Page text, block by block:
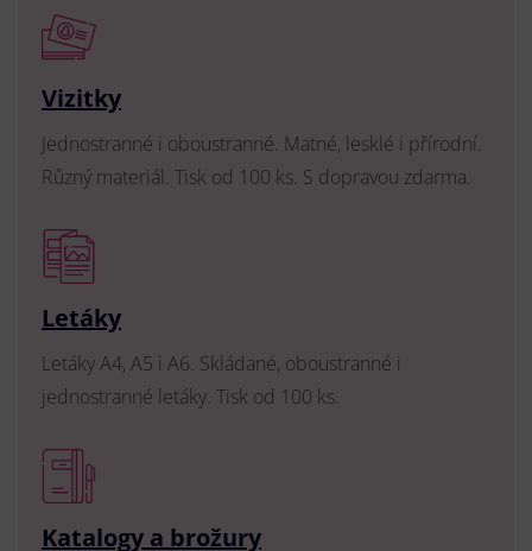
Vizitky
Jednostranné i oboustranné. Matné, lesklé i přírodní.
Různý materiál. Tisk od 100 ks. S dopravou zdarma.
Letáky
Letáky A4, A5 i A6. Skládané, oboustranné i
jednostranné letáky. Tisk od 100 ks.
Katalogy a brožury